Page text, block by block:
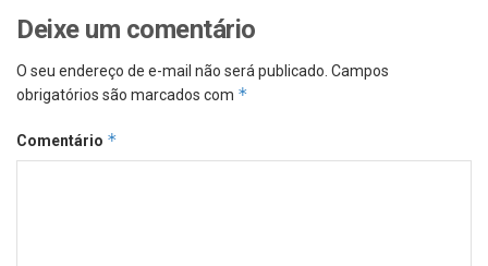
Deixe um comentário
O seu endereço de e-mail não será publicado. Campos
obrigatórios são marcados com *
Comentário *